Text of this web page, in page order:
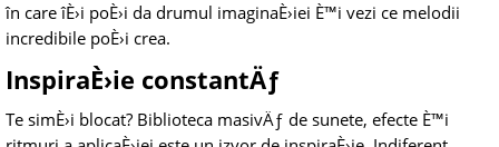
în care îÈ›i poÈ›i da drumul imaginaÈ›iei È™i vezi ce melodii
incredibile poÈ›i crea.
InspiraÈ›ie constantÄƒ
Te simÈ›i blocat? Biblioteca masivÄƒ de sunete, efecte È™i